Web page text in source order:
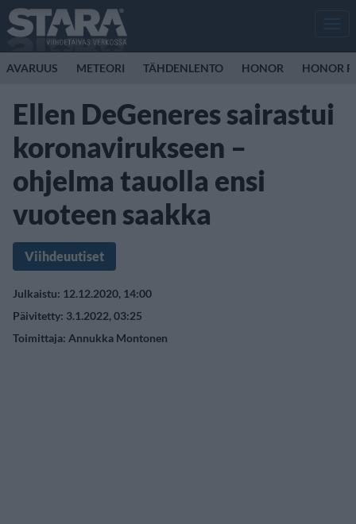
AVARUUS METEORI TÄHDENLENTO HONOR HONOR
Ellen DeGeneres sairastui
koronavirukseen –
ohjelma tauolla ensi
vuoteen saakka
Viihdeuutiset
Julkaistu: 12.12.2020, 14:00
Päivitetty: 3.1.2022, 03:25
Toimittaja: Annukka Montonen